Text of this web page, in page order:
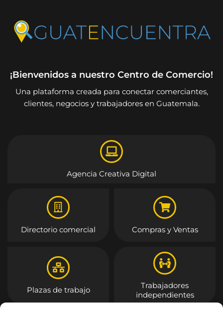
¡Bienvenidos a nuestro Centro de Comercio!
Una plataforma creada para conectar comerciantes,
clientes, negocios y trabajadores en Guatemala.
Agencia Creativa Digital
Directorio comercial Compras y Ventas
Plazas de trabajo
Trabajadores
independientes